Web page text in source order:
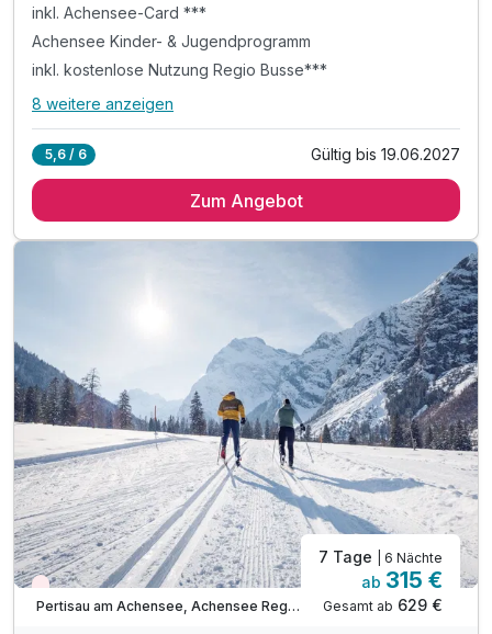
inkl. Achensee-Card ***
Achensee Kinder- & Jugendprogramm
inkl. kostenlose Nutzung Regio Busse***
Alle Inklusivleistungen
inkl. Achensee-Card ***
inkl. Ermäßigung Karwendel Bergbahn***
Tipp: täglich frisches Brot auf Bestellung
Tipp: Abenteuerpark Achensee
Tipp: Atoll Achensee - Freizeitzentrum
Tipp: Kostenloses Freibad und See-Zugänge
ACHTUNG: Endreinigung & OT nicht inkludiert**
ACHTUNG: Aufpreis 3te & 4te Person*
8 weitere anzeigen
5,6 / 6 Gültig bis 19.06.2027
Zum Angebot
Wieder frei ab September
Pertisau am Achensee, Achensee Region
7 Tage | 6 Nächte
ab 315 €
Gesamt ab 629 €